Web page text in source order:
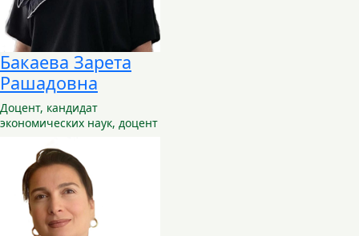
Бакаева Зарета
Рашадовна
Доцент, кандидат
экономических наук, доцент